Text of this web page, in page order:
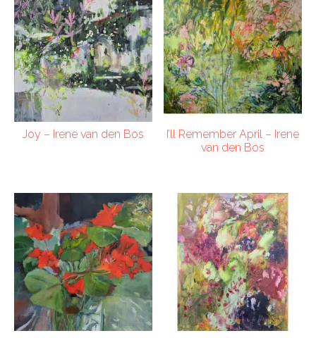
Joy – Irene van den Bos
I’ll Remember April – Irene
van den Bos